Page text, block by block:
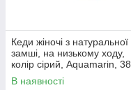
Кеди жіночі з натуральної
замші, на низькому ходу,
колір сірий, Aquamarin, 38
В наявності